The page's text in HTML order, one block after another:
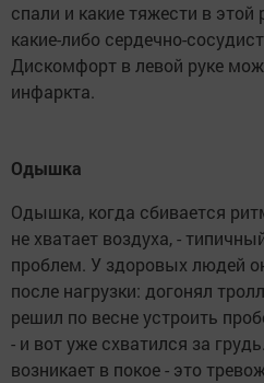
спали и какие тяжести в этой
какие-либо сердечно-
Дискомфорт в левой руке
инфаркт­а.
Одышка
Одышка, когда сбивается
не хватает воздуха, -
проблем. У здоровых людей
после нагрузки: догонял
решил по весне устроить
- и вот уже схватился за
возникает в покое - это